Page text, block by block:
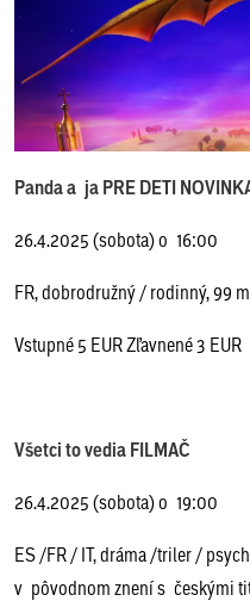
Panda a ja PRE DETI
26.4.2025 (sobota) o 16:00
FR, dobrodružný / rodinný, 99
Vstupné 5 EUR Zľavnené 3 EUR
Všetci to vedia FILMAČ
26.4.2025 (sobota) o 19:00
ES /FR / IT, dráma /triler /
v pôvodnom znení s českými